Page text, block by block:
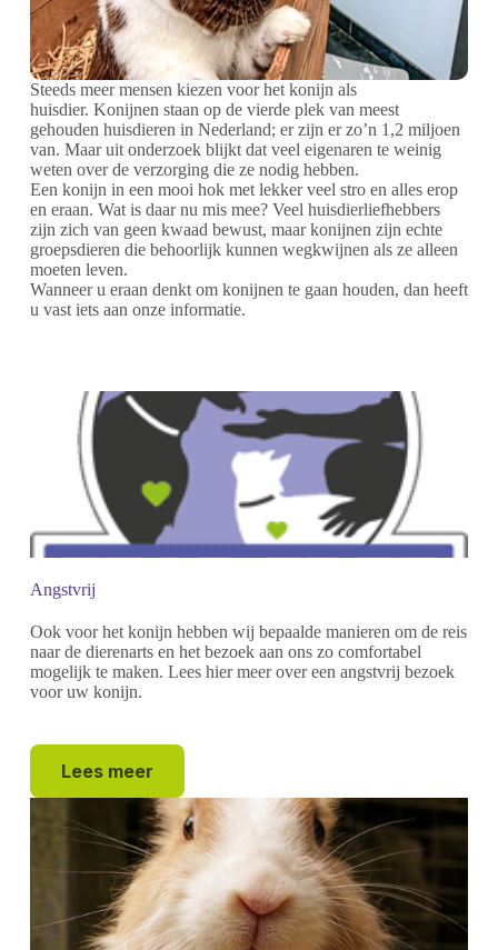
Steeds meer mensen kiezen voor het konijn als
huisdier. Konijnen staan op de vierde plek van meest
gehouden huisdieren in Nederland; er zijn er zo’n 1,2 miljoen
van. Maar uit onderzoek blijkt dat veel eigenaren te weinig
weten over de verzorging die ze nodig hebben.
Een konijn in een mooi hok met lekker veel stro en alles erop
en eraan. Wat is daar nu mis mee? Veel huisdierliefhebbers
zijn zich van geen kwaad bewust, maar konijnen zijn echte
groepsdieren die behoorlijk kunnen wegkwijnen als ze alleen
moeten leven.
Wanneer u eraan denkt om konijnen te gaan houden, dan heeft
u vast iets aan onze informatie.
Angstvrij
Ook voor het konijn hebben wij bepaalde manieren om de reis
naar de dierenarts en het bezoek aan ons zo comfortabel
mogelijk te maken. Lees hier meer over een angstvrij bezoek
voor uw konijn.
Lees meer